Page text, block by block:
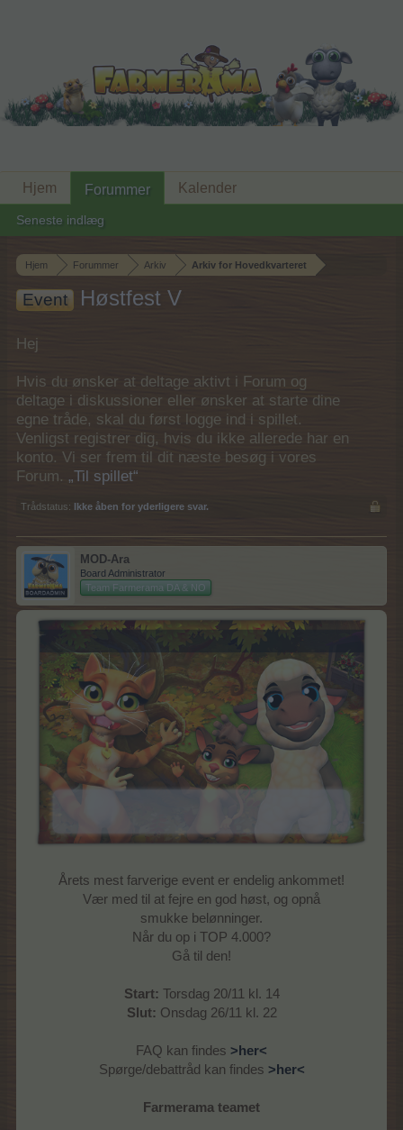
Hjem Forummer Arkiv Arkiv for Hovedkvarteret
Event Høstfest V
Hej
Hvis du ønsker at deltage aktivt i Forum og
deltage i diskussioner eller ønsker at starte dine
egne tråde, skal du først logge ind i spillet.
Venligst registrer dig, hvis du ikke allerede har en
konto. Vi ser frem til dit næste besøg i vores
Forum. „Til spillet“
Trådstatus: Ikke åben for yderligere svar.
MOD-Ara
Board Administrator
Team Farmerama DA & NO
Årets mest farverige event er endelig ankommet!
Vær med til at fejre en god høst, og opnå
smukke belønninger.
Når du op i TOP 4.000?
Gå til den!
Start: Torsdag 20/11 kl. 14
Slut: Onsdag 26/11 kl. 22
FAQ kan findes >her<
Spørge/debattråd kan findes >her<
Farmerama teamet
Hjem Forummer
Seneste indlæg
Kalender